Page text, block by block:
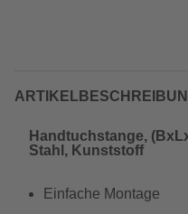
Handtuchstange,
Stahl, Kunststoff
Einfache Montage